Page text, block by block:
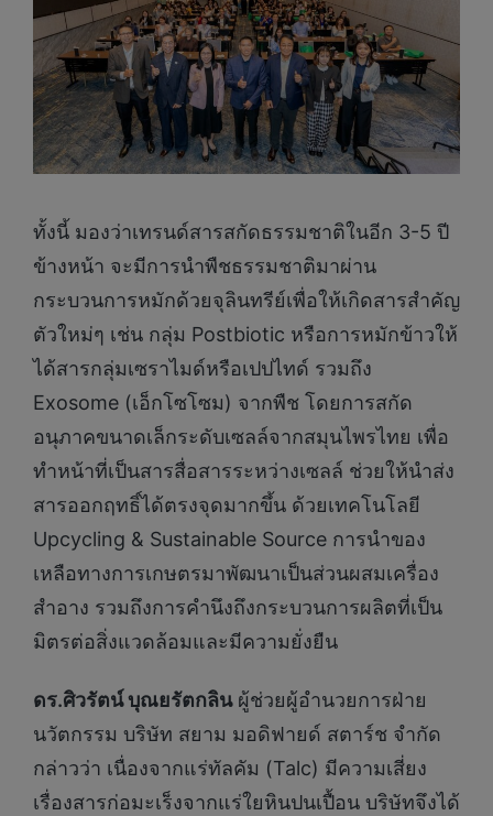
ทั้งนี้ มองว่าเทรนด์สารสกัดธรรมชาติในอีก 3-5 ปี
ข้างหน้า จะมีการนำพืชธรรมชาติมาผ่าน
กระบวนการหมักด้วยจุลินทรีย์เพื่อให้เกิดสารสำคัญ
ตัวใหม่ๆ เช่น กลุ่ม Postbiotic หรือการหมักข้าวให้
ได้สารกลุ่มเซราไมด์หรือเปปไทด์ รวมถึง
Exosome (เอ็กโซโซม) จากพืช โดยการสกัด
อนุภาคขนาดเล็กระดับเซลล์จากสมุนไพรไทย เพื่อ
ทำหน้าที่เป็นสารสื่อสารระหว่างเซลล์ ช่วยให้นำส่ง
สารออกฤทธิ์ได้ตรงจุดมากขึ้น ด้วยเทคโนโลยี
Upcycling & Sustainable Source การนำของ
เหลือทางการเกษตรมาพัฒนาเป็นส่วนผสมเครื่อง
สำอาง รวมถึงการคำนึงถึงกระบวนการผลิตที่เป็น
มิตรต่อสิ่งแวดล้อมและมีความยั่งยืน
ดร.ศิวรัตน์ บุณยรัตกลินผู้ช่วยผู้อำนวยการฝ่าย
นวัตกรรม บริษัท สยาม มอดิฟายด์ สตาร์ช จำกัด
กล่าวว่า เนื่องจากแร่ทัลคัม (Talc) มีความเสี่ยง
เรื่องสารก่อมะเร็งจากแร่ใยหินปนเปื้อน บริษัทจึงได้